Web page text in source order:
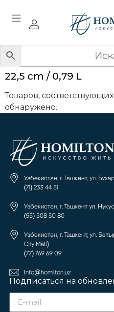
22,5 cm / 0,79 L
Товаров,
обнаружено.
Узбекистан, г. Ташкент, ул.
(71) 233 44 51
Узбекистан, г. Ташкент ул.
(55) 508 50 80
Узбекистан, г. Ташкент, ул.
City Mall)
(77) 769 69 09
Info@homilton.uz
Подписаться на